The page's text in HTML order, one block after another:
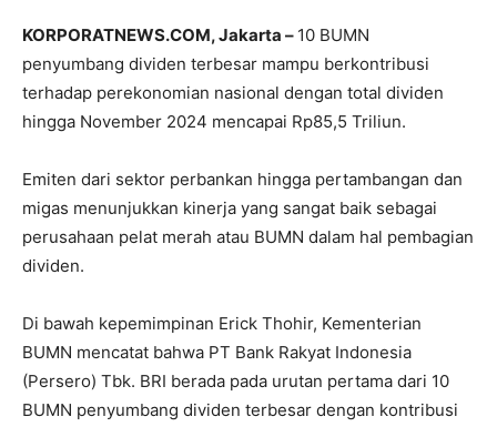
KORPORATNEWS.COM, Jakarta – 10 BUMN
penyumbang dividen terbesar mampu berkontribusi
terhadap perekonomian nasional dengan total dividen
hingga November 2024 mencapai Rp85,5 Triliun.
Emiten dari sektor perbankan hingga pertambangan dan
migas menunjukkan kinerja yang sangat baik sebagai
perusahaan pelat merah atau BUMN dalam hal pembagian
dividen.
Di bawah kepemimpinan Erick Thohir, Kementerian
BUMN mencatat bahwa PT Bank Rakyat Indonesia
(Persero) Tbk. BRI berada pada urutan pertama dari 10
BUMN penyumbang dividen terbesar dengan kontribusi